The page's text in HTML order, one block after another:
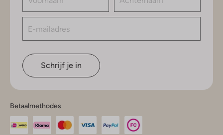
Schrijf je in
Betaalmethodes